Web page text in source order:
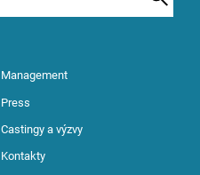
Management
Press
Castingy a výzvy
Kontakty